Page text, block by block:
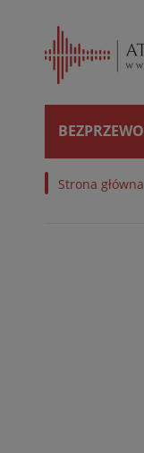
Strona główna